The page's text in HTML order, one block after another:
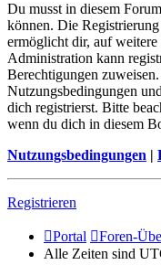
Du musst in diesem
können. Die
ermöglicht dir, auf
Administration kann
Berechtigungen
Nutzungsbedingungen
dich registrierst. Bitte
wenn du dich in diesem
Nutzungsbedingungen
Registrieren
Portal
Foren-
Alle Zeiten sind